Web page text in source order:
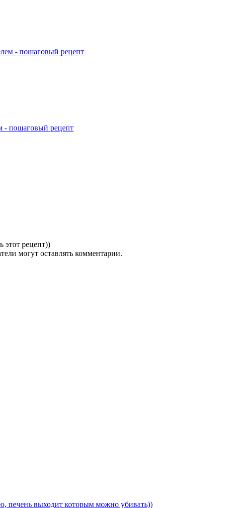
- пошаговый рецепт
- пошаговый рецепт
этот рецепт))
могут оставлять комментарии.
печень выходит которым можно убивать))